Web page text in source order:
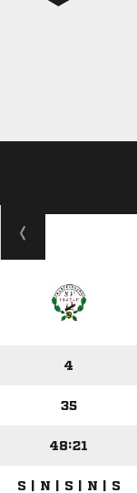
4
35
48:21
S | N | S | N | S